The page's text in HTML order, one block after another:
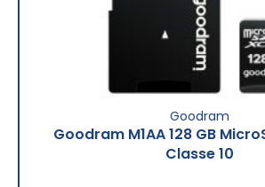
Goodram
Goodram M1AA 128 GB
Classe 10